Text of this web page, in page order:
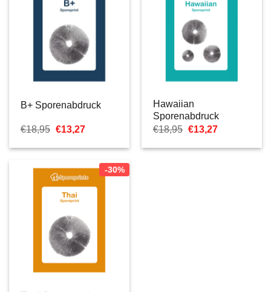
B+ Sporenabdruck
€18,95 Ursprünglicher
war:
€13,27Aktueller
ist:
Hawaiian
Sporenabdruck
€18,95 Ursprünglicher
war:
€13,27Aktueller
ist:
-30%